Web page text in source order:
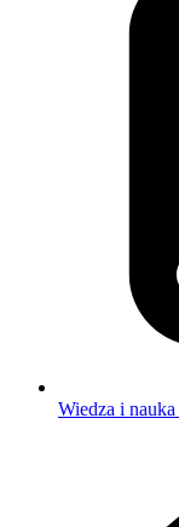
Wiedza i nauka